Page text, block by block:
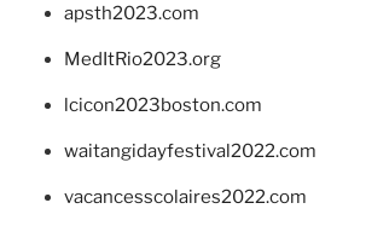
apsth2023.com
MedItRio2023.org
lcicon2023boston.com
waitangidayfestival2022.com
vacancesscolaires2022.com